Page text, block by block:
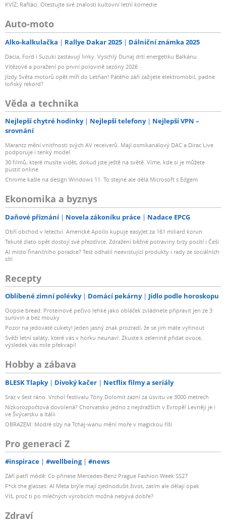
KVÍZ: Rafťáci. Otestujte své znalosti kultovní letní komedie
Auto-moto
Alko-kalkulačka Rallye Dakar 2025 Dálniční známka 2025
Dacia, Ford i Suzuki zastavují linky. Vyschlý Dunaj drtí energetiku Balkánu
Vítězové a poražení po první polovině sezóny 2026
Jízdy Světa motorů opět míří do Letňan! Pátého září zažijete elektromobil, padne
loňský rekord?
Věda a technika
Nejlepší chytré hodinky Nejlepší telefony
Nejlepší VPN –
srovnání
Marantz mění vnitřnosti svých AV receiverů. Mají osmikanálový DAC a Dirac Live
podporuje i tenký model
30 filmů, které musíte vidět, dokud jste ještě na světě. Víme, kde si je můžete
pustit online
Chrome kašle na design Windows 11. To stejné ale dělá Microsoft s Edgem
Ekonomika a byznys
Daňové přiznání Novela zákoníku práce Nadace EPCG
Obří obchod v letectví. Americké Apollo kupuje easyJet za 161 miliard korun
Tekuté zlato opět dostojí své přezdívce. Zdražení běžné potraviny brzy pocítí i Češi
AI místo finančního poradce? Test odhalil neexistující produkty i rady ze sociálních
sítí
Recepty
Oblíbené zimní polévky Domácí pekárny Jídlo podle horoskopu
Oopsie bread: Proteinové pečivo lehké jako obláček zvládnete připravit jen ze 3
surovin a bez mouky
Pozor na jedovaté cukety! Jeden jasný znak prozradí, že se jim máte vyhnout
Svěží letní saláty, které vás v horku neunaví: Zkuste k zelenině přidat ovoce,
výsledek vás mile překvapí!
Hobby a zábava
BLESK Tlapky Divoký kačer Netflix filmy a seriály
Sraz v šest ráno. Vrchol festivalu Tóny Dolomit zazní za úsvitu ve 3000 metrech
Nízkorozpočtová dovolená? Chorvatsko jedno z nejdražších v Evropě! Levněji je i
ve Švýcarsku a Itálii
OBRAZEM: Modré slzy na Tchaj-wanu mění moře v magickou říši
Pro generaci Z
#inspirace #wellbeing #news
Září patří módě: Co přinese Mercedes-Benz Prague Fashion Week SS27
F*ck the glasses: AI Meta brýle mají zjednodušit život, zatím ale dělají opak
Víš, proč ti po mléčných výrobcích možná nebývá dobře?
Zdraví